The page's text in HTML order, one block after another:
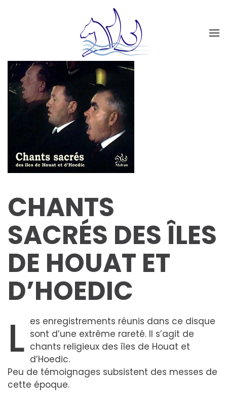
CHANTS
SACRÉS DES ÎLES
DE HOUAT ET
D’HOEDIC
L es enregistrements réunis dans ce disque
sont d’une extrême rareté. Il s’agit de
chants religieux des îles de Houat et
d’Hoedic.
Peu de témoignages subsistent des messes de
cette époque.